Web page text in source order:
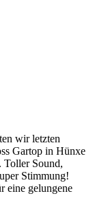
wir letzten
Gartop in Hünxe
Toller Sound,
Stimmung!
eine gelungene